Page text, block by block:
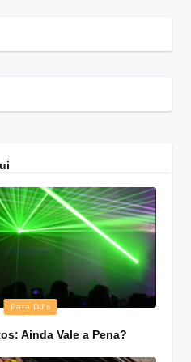
Para DJ's
Ainda Vale a Pena?